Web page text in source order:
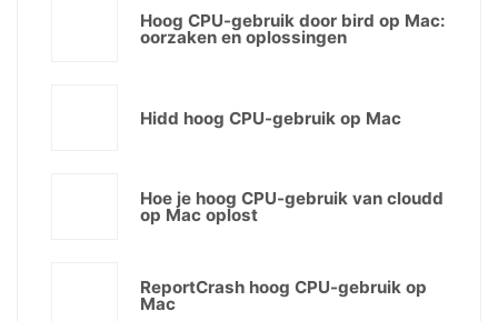
Hoog CPU-gebruik door bird op Mac:
oorzaken en oplossingen
Hidd hoog CPU-gebruik op Mac
Hoe je hoog CPU-gebruik van cloudd
op Mac oplost
ReportCrash hoog CPU-gebruik op
Mac